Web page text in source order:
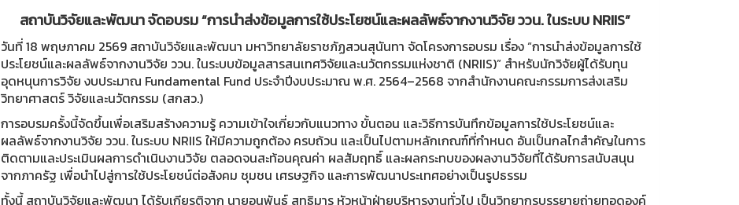
สถาบันวิจัยและพัฒนา จัดอบรม “การนำส่งข้อมูลการใช้ประโยชน์และผลลัพธ์จากงานวิจัย ววน. ในระบบ NRIIS”
วันที่ 18 พฤษภาคม 2569 สถาบันวิจัยและพัฒนา มหาวิทยาลัยราชภัฏสวนสุนันทา จัดโครงการอบรม เรื่อง “การนำส่งข้อมูลการใช้
ประโยชน์และผลลัพธ์จากงานวิจัย ววน. ในระบบข้อมูลสารสนเทศวิจัยและนวัตกรรมแห่งชาติ (NRIIS)” สำหรับนักวิจัยผู้ได้รับทุน
อุดหนุนการวิจัย งบประมาณ Fundamental Fund ประจำปีงบประมาณ พ.ศ. 2564–2568 จากสำนักงานคณะกรรมการส่งเสริม
วิทยาศาสตร์ วิจัยและนวัตกรรม (สกสว.)
การอบรมครั้งนี้จัดขึ้นเพื่อเสริมสร้างความรู้ ความเข้าใจเกี่ยวกับแนวทาง ขั้นตอน และวิธีการบันทึกข้อมูลการใช้ประโยชน์และ
ผลลัพธ์จากงานวิจัย ววน. ในระบบ NRIIS ให้มีความถูกต้อง ครบถ้วน และเป็นไปตามหลักเกณฑ์ที่กำหนด อันเป็นกลไกสำคัญในการ
ติดตามและประเมินผลการดำเนินงานวิจัย ตลอดจนสะท้อนคุณค่า ผลสัมฤทธิ์ และผลกระทบของผลงานวิจัยที่ได้รับการสนับสนุน
จากภาครัฐ เพื่อนำไปสู่การใช้ประโยชน์ต่อสังคม ชุมชน เศรษฐกิจ และการพัฒนาประเทศอย่างเป็นรูปธรรม
ทั้งนี้ สถาบันวิจัยและพัฒนา ได้รับเกียรติจาก นายอนุพันธ์ สุทธิมาร หัวหน้าฝ่ายบริหารงานทั่วไป เป็นวิทยากรบรรยายถ่ายทอดองค์